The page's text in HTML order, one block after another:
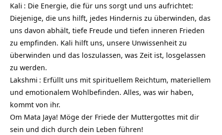
Kali : Die Energie, die für uns sorgt und uns aufrichtet:
Diejenige, die uns hilft, jedes Hindernis zu überwinden, das
uns davon abhält, tiefe Freude und tiefen inneren Frieden
zu empfinden. Kali hilft uns, unsere Unwissenheit zu
überwinden und das loszulassen, was Zeit ist, losgelassen
zu werden.
Lakshmi : Erfüllt uns mit spirituellem Reichtum, materiellem
und emotionalem Wohlbefinden. Alles, was wir haben,
kommt von ihr.
Om Mata Jaya! Möge der Friede der Muttergottes mit dir
sein und dich durch dein Leben führen!